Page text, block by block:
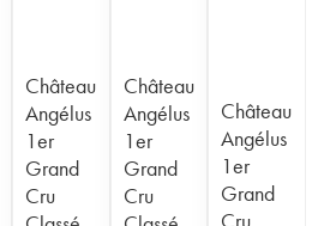
Château
Angélus
1er
Grand
Cru
Château
Angélus
1er
Grand
Cru
Château
Angélus
1er
Grand
Cru